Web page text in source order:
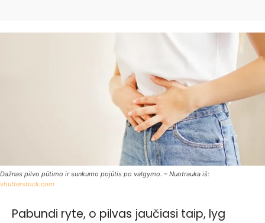
Dažnas pilvo pūtimo ir sunkumo pojūtis po valgymo. – Nuotrauka iš:
shutterstock.com
Pabundi ryte, o pilvas jaučiasi taip, lyg